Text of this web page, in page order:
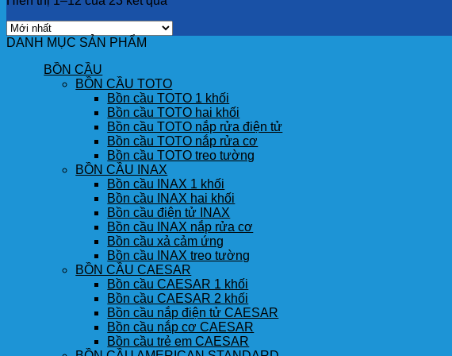
DANH MỤC SẢN PHẨM
BỒN CẦU
BỒN CẦU TOTO
Bồn cầu TOTO 1 khối
Bồn cầu TOTO hai khối
Bồn cầu TOTO nắp rửa điện tử
Bồn cầu TOTO nắp rửa cơ
Bồn cầu TOTO treo tường
BỒN CẦU INAX
Bồn cầu INAX 1 khối
Bồn cầu INAX hai khối
Bồn cầu điện tử INAX
Bồn cầu INAX nắp rửa cơ
Bồn cầu xả cảm ứng
Bồn cầu INAX treo tường
BỒN CẦU CAESAR
Bồn cầu CAESAR 1 khối
Bồn cầu CAESAR 2 khối
Bồn cầu nắp điện tử CAESAR
Bồn cầu nắp cơ CAESAR
Bồn cầu trẻ em CAESAR